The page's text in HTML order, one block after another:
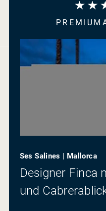
Ses Salines | Mallorca
Designer Finca
und